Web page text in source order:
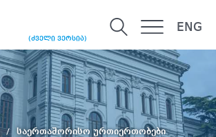
(ძველი ვერსია)
ENG
საერთაშორისო ურთიერთობები